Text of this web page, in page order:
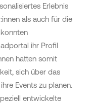
Erlebnis
als auch für die
ihr Profil
hatten somit
sich über das
Events zu planen.
entwickelte